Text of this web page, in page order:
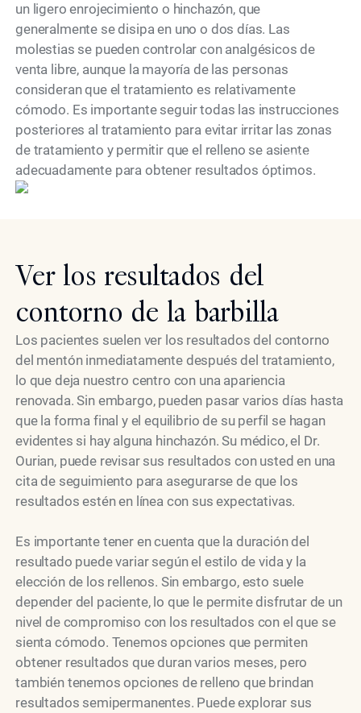
un ligero enrojecimiento o hinchazón, que
generalmente se disipa en uno o dos días. Las
molestias se pueden controlar con analgésicos de
venta libre, aunque la mayoría de las personas
consideran que el tratamiento es relativamente
cómodo. Es importante seguir todas las instrucciones
posteriores al tratamiento para evitar irritar las zonas
de tratamiento y permitir que el relleno se asiente
adecuadamente para obtener resultados óptimos.
modelo
Ver los resultados del
contorno de la barbilla
Los pacientes suelen ver los resultados del contorno
del mentón inmediatamente después del tratamiento,
lo que deja nuestro centro con una apariencia
renovada. Sin embargo, pueden pasar varios días hasta
que la forma final y el equilibrio de su perfil se hagan
evidentes si hay alguna hinchazón. Su médico, el Dr.
Ourian, puede revisar sus resultados con usted en una
cita de seguimiento para asegurarse de que los
resultados estén en línea con sus expectativas.
Es importante tener en cuenta que la duración del
resultado puede variar según el estilo de vida y la
elección de los rellenos. Sin embargo, esto suele
depender del paciente, lo que le permite disfrutar de un
nivel de compromiso con los resultados con el que se
sienta cómodo. Tenemos opciones que permiten
obtener resultados que duran varios meses, pero
también tenemos opciones de relleno que brindan
resultados semipermanentes. Puede explorar sus